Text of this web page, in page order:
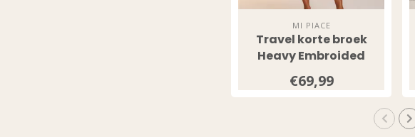
MI PIACE
Travel korte broek
Heavy Embroided
Bloom Print 202589
Multicolour
€69,99